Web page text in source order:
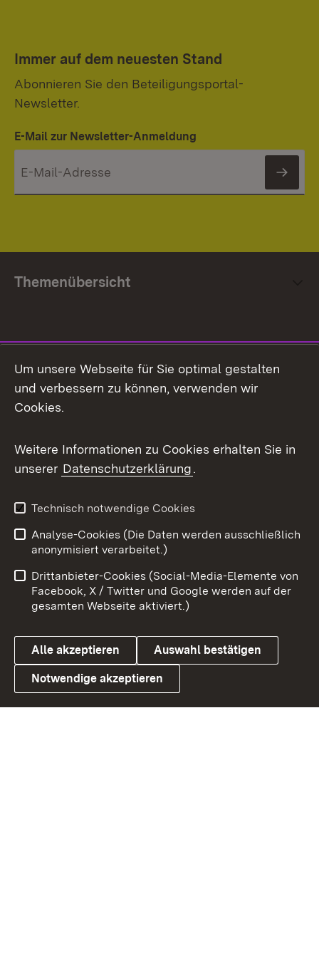
Immer auf dem neuesten Stand
Abonnieren Sie den Beteiligungsportal-
Newsletter.
E-Mail zur Newsletter-Anmeldung
Themenübersicht
Facebook
X / Twitter
Youtube
Link zum Landesportal
Impressum
Kontakt
Barrierefreiheit
Datenschutz
Cookies
Um unsere Webseite für Sie optimal gestalten
und verbessern zu können, verwenden wir
Cookies.
Weitere Informationen zu Cookies erhalten Sie in
unserer Datenschutzerklärung.
Technisch notwendige Cookies
Analyse-Cookies (Die Daten werden ausschließlich
anonymisiert verarbeitet.)
Drittanbieter-Cookies (Social-Media-Elemente von
Facebook, X / Twitter und Google werden auf der
gesamten Webseite aktiviert.)
Alle akzeptieren Auswahl bestätigen
Notwendige akzeptieren